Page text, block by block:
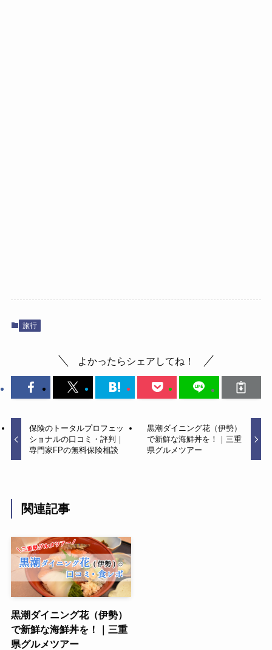
旅行
よかったらシェアしてね！
保険のトータルプロフェッ
ショナルの口コミ・評判｜
専門家FPの無料保険相談
黒潮ダイニング花（伊勢）
で新鮮な海鮮丼を！｜三重
県グルメツアー
関連記事
黒潮ダイニング花（伊勢）
で新鮮な海鮮丼を！｜三重
県グルメツアー